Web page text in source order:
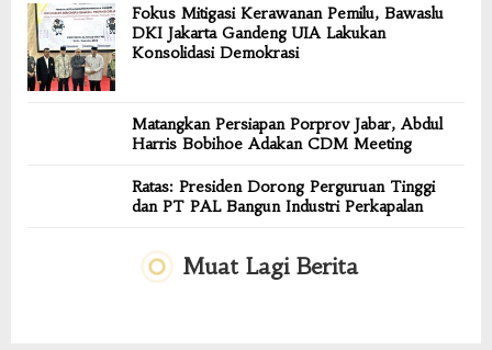
Fokus Mitigasi Kerawanan Pemilu, Bawaslu
DKI Jakarta Gandeng UIA Lakukan
Konsolidasi Demokrasi
Matangkan Persiapan Porprov Jabar, Abdul
Harris Bobihoe Adakan CDM Meeting
Ratas: Presiden Dorong Perguruan Tinggi
dan PT PAL Bangun Industri Perkapalan
Muat Lagi Berita